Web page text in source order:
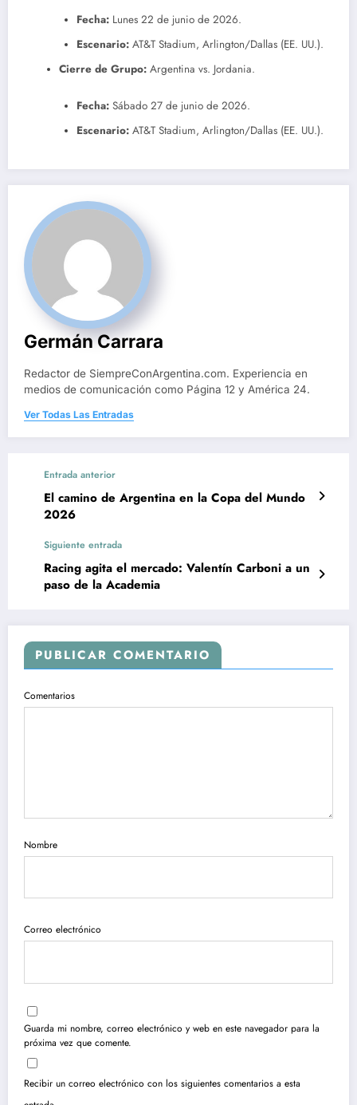
Fecha: Lunes 22 de junio de 2026.
Escenario: AT&T Stadium, Arlington/Dallas (EE. UU.).
Cierre de Grupo: Argentina vs. Jordania.
Fecha: Sábado 27 de junio de 2026.
Escenario: AT&T Stadium, Arlington/Dallas (EE. UU.).
Germán Carrara
Redactor de SiempreConArgentina.com. Experiencia en
medios de comunicación como Página 12 y América 24.
Ver Todas Las Entradas
Entrada anterior
El camino de Argentina en la Copa del Mundo
2026
Siguiente entrada
Racing agita el mercado: Valentín Carboni a un
paso de la Academia
PUBLICAR COMENTARIO
Comentarios
Nombre
Correo electrónico
Guarda mi nombre, correo electrónico y web en este navegador para la
próxima vez que comente.
Recibir un correo electrónico con los siguientes comentarios a esta